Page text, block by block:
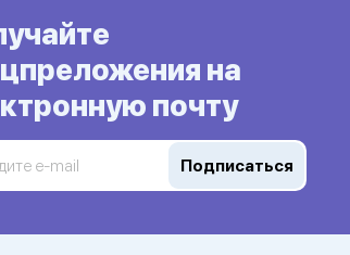
на
почту
Подписаться